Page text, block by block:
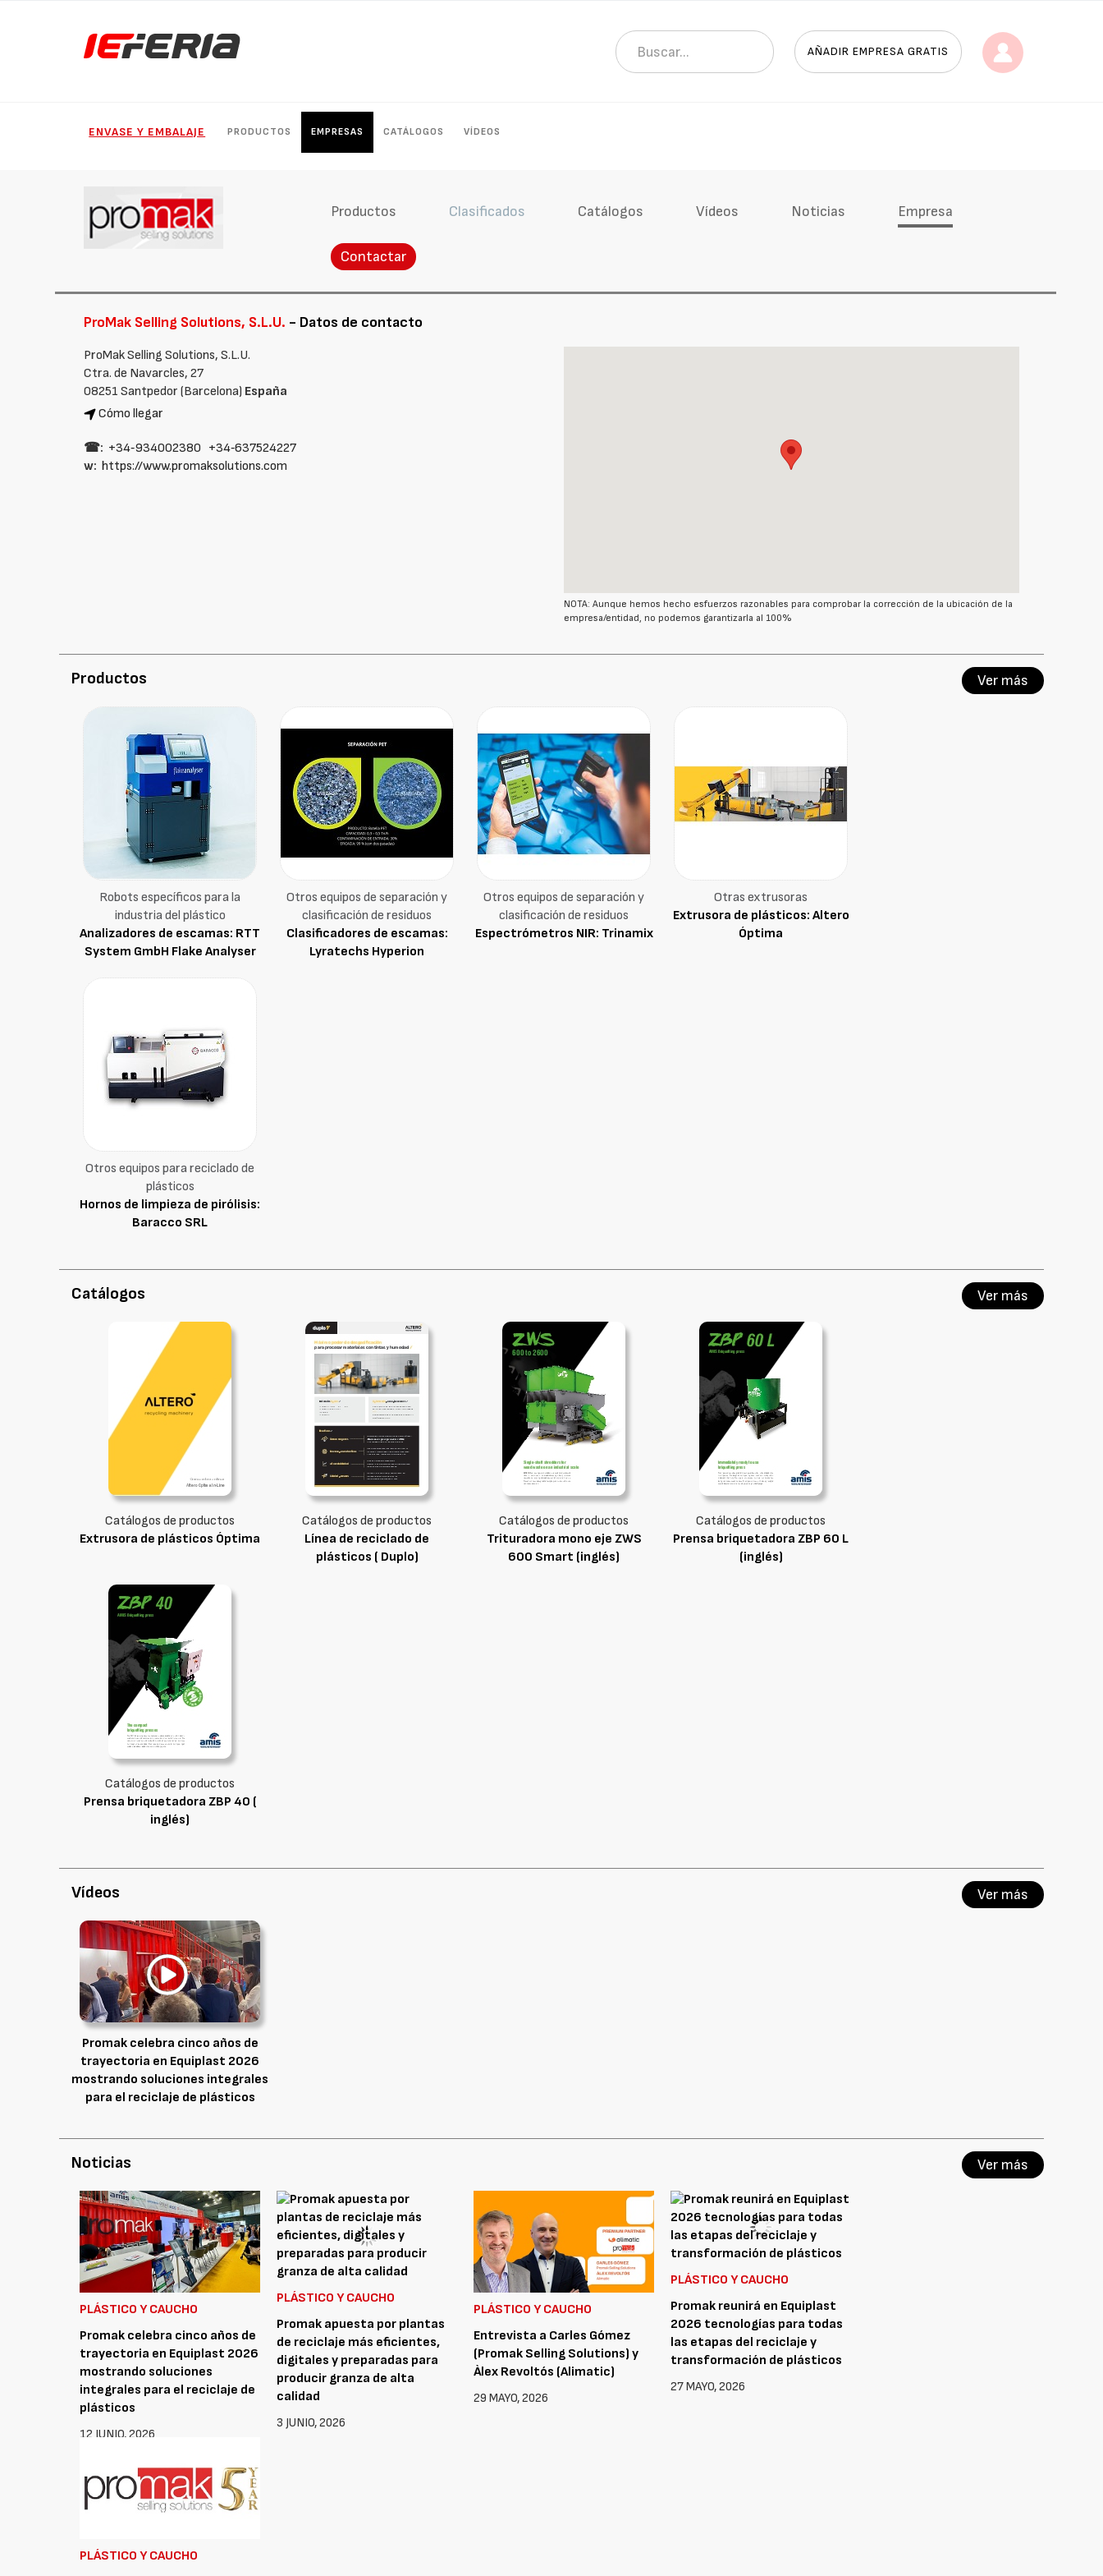
AÑADIR EMPRESA GRATIS
ENVASE Y EMBALAJE PRODUCTOS EMPRESAS CATÁLOGOS VÍDEOS
Productos Clasificados Catálogos Vídeos Noticias Empresa
Contactar
ProMak Selling Solutions, S.L.U. - Datos de contacto
ProMak Selling Solutions, S.L.U.
Ctra. de Navarcles, 27
08251 Santpedor (Barcelona) España
Cómo llegar
☎: +34‑934002380 +34‑637524227
w:https://www.promaksolutions.com
NOTA: Aunque hemos hecho esfuerzos razonables para comprobar la corrección de la ubicación de la
empresa/entidad, no podemos garantizarla al 100%
Productos Ver más
Robots específicos para la
industria del plástico
Analizadores de escamas: RTT
System GmbH Flake Analyser
Otros equipos de separación y
clasificación de residuos
Clasificadores de escamas:
Lyratechs Hyperion
Otros equipos de separación y
clasificación de residuos
Espectrómetros NIR: Trinamix
Otras extrusoras
Extrusora de plásticos: Altero
Óptima
Otros equipos para reciclado de
plásticos
Hornos de limpieza de pirólisis:
Baracco SRL
Catálogos Ver más
Catálogos de productos
Extrusora de plásticos Óptima
Catálogos de productos
Línea de reciclado de
plásticos ( Duplo)
Catálogos de productos
Trituradora mono eje ZWS
600 Smart (inglés)
Catálogos de productos
Prensa briquetadora ZBP 60 L
(inglés)
Catálogos de productos
Prensa briquetadora ZBP 40 (
inglés)
Vídeos Ver más
Promak celebra cinco años de
trayectoria en Equiplast 2026
mostrando soluciones integrales
para el reciclaje de plásticos
Noticias Ver más
PLÁSTICO Y CAUCHO
Promak celebra cinco años de
trayectoria en Equiplast 2026
mostrando soluciones
integrales para el reciclaje de
plásticos
12 JUNIO, 2026
PLÁSTICO Y CAUCHO
Promak apuesta por plantas
de reciclaje más eficientes,
digitales y preparadas para
producir granza de alta
calidad
3 JUNIO, 2026
PLÁSTICO Y CAUCHO
Entrevista a Carles Gómez
(Promak Selling Solutions) y
Àlex Revoltós (Alimatic)
29 MAYO, 2026
PLÁSTICO Y CAUCHO
Promak reunirá en Equiplast
2026 tecnologías para todas
las etapas del reciclaje y
transformación de plásticos
27 MAYO, 2026
PLÁSTICO Y CAUCHO